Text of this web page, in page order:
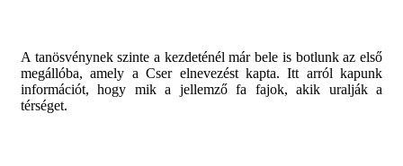
A tanösvénynek szinte a kezdeténél már bele is botlunk az első
megállóba, amely a Cser elnevezést kapta. Itt arról kapunk
információt, hogy mik a jellemző fa fajok, akik uralják a
térséget.